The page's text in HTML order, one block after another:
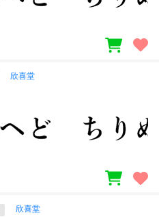
欣喜堂
欣喜堂